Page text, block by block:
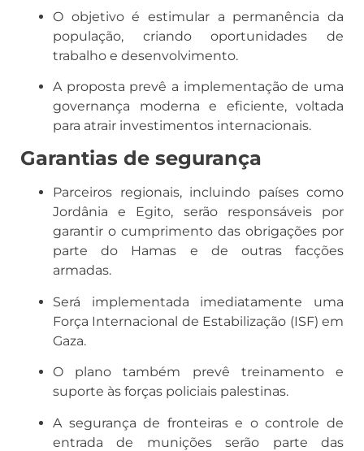
O objetivo é estimular a permanência da
população, criando oportunidades de
trabalho e desenvolvimento.
A proposta prevê a implementação de uma
governança moderna e eficiente, voltada
para atrair investimentos internacionais.
Garantias de segurança
Parceiros regionais, incluindo países como
Jordânia e Egito, serão responsáveis por
garantir o cumprimento das obrigações por
parte do Hamas e de outras facções
armadas.
Será implementada imediatamente uma
Força Internacional de Estabilização (ISF) em
Gaza.
O plano também prevê treinamento e
suporte às forças policiais palestinas.
A segurança de fronteiras e o controle de
entrada de munições serão parte das